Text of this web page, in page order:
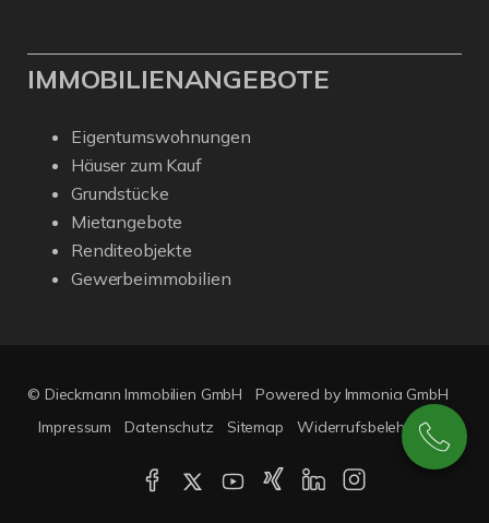
IMMOBILIENANGEBOTE
Eigentumswohnungen
Häuser zum Kauf
Grundstücke
Mietangebote
Renditeobjekte
Gewerbeimmobilien
© Dieckmann Immobilien GmbH
Powered by Immonia GmbH
Impressum
Datenschutz Sitemap Widerrufsbelehrung